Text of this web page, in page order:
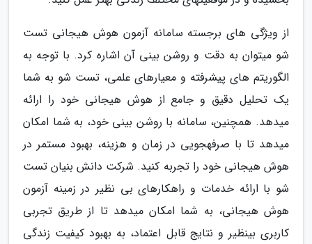
از ویژگی های برجسته سامانه آزمون هوش هیجانی تست
شو میتوان به دقت و روشن بینی آن اشاره کرد. با توجه به
الگوریتم های پیشرفته و معیارهای علمی، تست شو به شما
یک تحلیل دقیق و جامع از هوش هیجانی خود را ارائه
میدهد. همچنین، سامانه با روشن بینی خود، به شما امکان
میدهد تا با صرفهجویی در زمان و هزینه، بهبود مستمر در
هوش هیجانی خود را تجربه کنید. شرکت دانش بنیان تست
شو با ارائه خدمات و راهکارهای بی نظیر در زمینه آزمون
هوش هیجانی، به شما امکان میدهد تا از طریق تجربی
کاربری بینظیر و نتایج قابل اعتماد، به بهبود کیفیت زندگی